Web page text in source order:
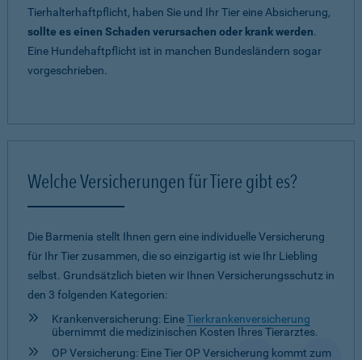
Tierhalterhaftpflicht, haben Sie und Ihr Tier eine Absicherung,
sollte es einen Schaden verursachen oder krank werden.
Eine Hundehaftpflicht ist in manchen Bundesländern sogar
vorgeschrieben.
Welche Versicherungen für Tiere gibt es?
Die Barmenia stellt Ihnen gern eine individuelle Versicherung
für Ihr Tier zusammen, die so einzigartig ist wie Ihr Liebling
selbst. Grundsätzlich bieten wir Ihnen Versicherungsschutz in
den 3 folgenden Kategorien:
Krankenversicherung: EineTierkrankenversicherung
übernimmt die medizinischen Kosten Ihres Tierarztes.
OP Versicherung: Eine Tier OP Versicherung kommt zum